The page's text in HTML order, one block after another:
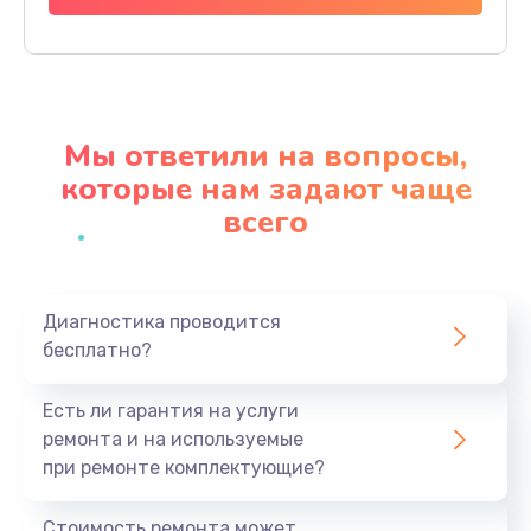
Заказать
Ремонт разъема питания
Заказать
940 руб.
Мы ответили на вопросы,
которые нам задают чаще
всего
Диагностика проводится
бесплатно?
Есть ли гарантия на услуги
ремонта и на используемые
при ремонте комплектующие?